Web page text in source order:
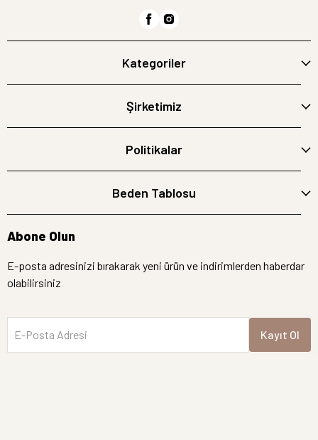
Kategoriler
Şirketimiz
Politikalar
Beden Tablosu
Abone Olun
E-posta adresinizi bırakarak yeni ürün ve indirimlerden haberdar
olabilirsiniz
E-Posta Adresi Kayıt Ol